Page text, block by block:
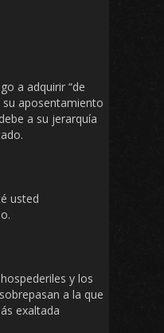
a adquirir “de
su aposentamiento
a su jerarquía
usted
y los
a la que
exaltada